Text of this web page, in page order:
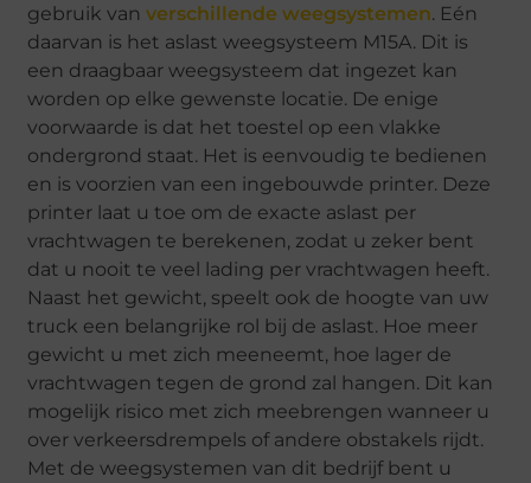
gebruik vanverschillende weegsystemen. Eén
daarvan is het aslast weegsysteem M15A. Dit is
een draagbaar weegsysteem dat ingezet kan
worden op elke gewenste locatie. De enige
voorwaarde is dat het toestel op een vlakke
ondergrond staat. Het is eenvoudig te bedienen
en is voorzien van een ingebouwde printer. Deze
printer laat u toe om de exacte aslast per
vrachtwagen te berekenen, zodat u zeker bent
dat u nooit te veel lading per vrachtwagen heeft.
Naast het gewicht, speelt ook de hoogte van uw
truck een belangrijke rol bij de aslast. Hoe meer
gewicht u met zich meeneemt, hoe lager de
vrachtwagen tegen de grond zal hangen. Dit kan
mogelijk risico met zich meebrengen wanneer u
over verkeersdrempels of andere obstakels rijdt.
Met de weegsystemen van dit bedrijf bent u